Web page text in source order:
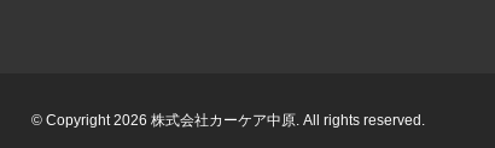
© Copyright 2026 株式会社カーケア中原. All rights reserved.